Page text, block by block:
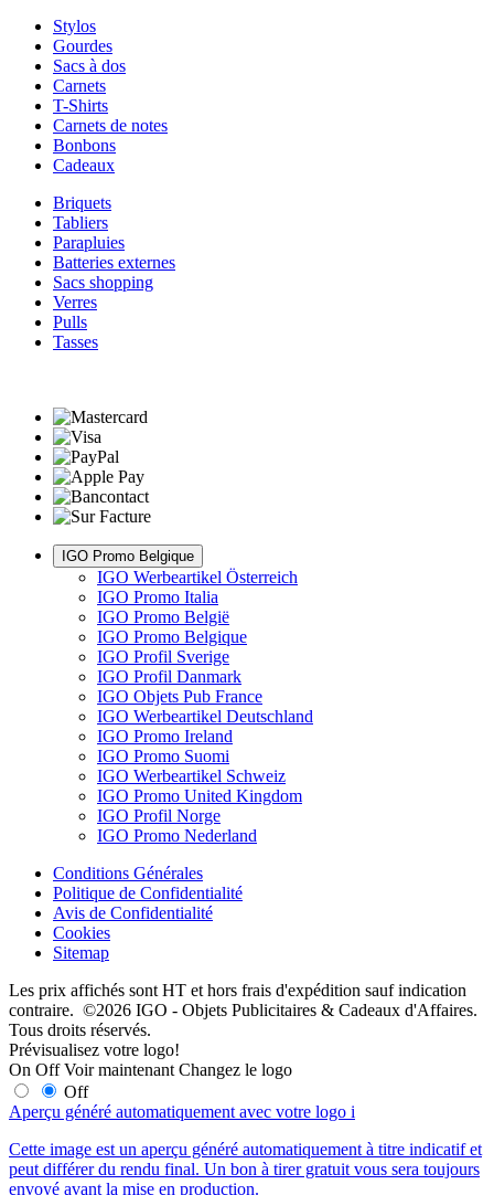
Stylos
Gourdes
Sacs à dos
Carnets
T-Shirts
Carnets de notes
Bonbons
Cadeaux
Briquets
Tabliers
Parapluies
Batteries externes
Sacs shopping
Verres
Pulls
Tasses
IGO Promo Belgique
IGO Werbeartikel Österreich
IGO Promo Italia
IGO Promo België
IGO Promo Belgique
IGO Profil Sverige
IGO Profil Danmark
IGO Objets Pub France
IGO Werbeartikel Deutschland
IGO Promo Ireland
IGO Promo Suomi
IGO Werbeartikel Schweiz
IGO Promo United Kingdom
IGO Profil Norge
IGO Promo Nederland
Conditions Générales
Politique de Confidentialité
Avis de Confidentialité
Cookies
Sitemap
Les prix affichés sont HT et hors frais d'expédition sauf indication
contraire. ©2026 IGO - Objets Publicitaires & Cadeaux d'Affaires.
Tous droits réservés.
Prévisualisez votre logo!
On Off Voir maintenant Changez le logo
Off
Aperçu généré automatiquement avec votre logo i
Cette image est un aperçu généré automatiquement à titre indicatif et
peut différer du rendu final. Un bon à tirer gratuit vous sera toujours
envoyé avant la mise en production.